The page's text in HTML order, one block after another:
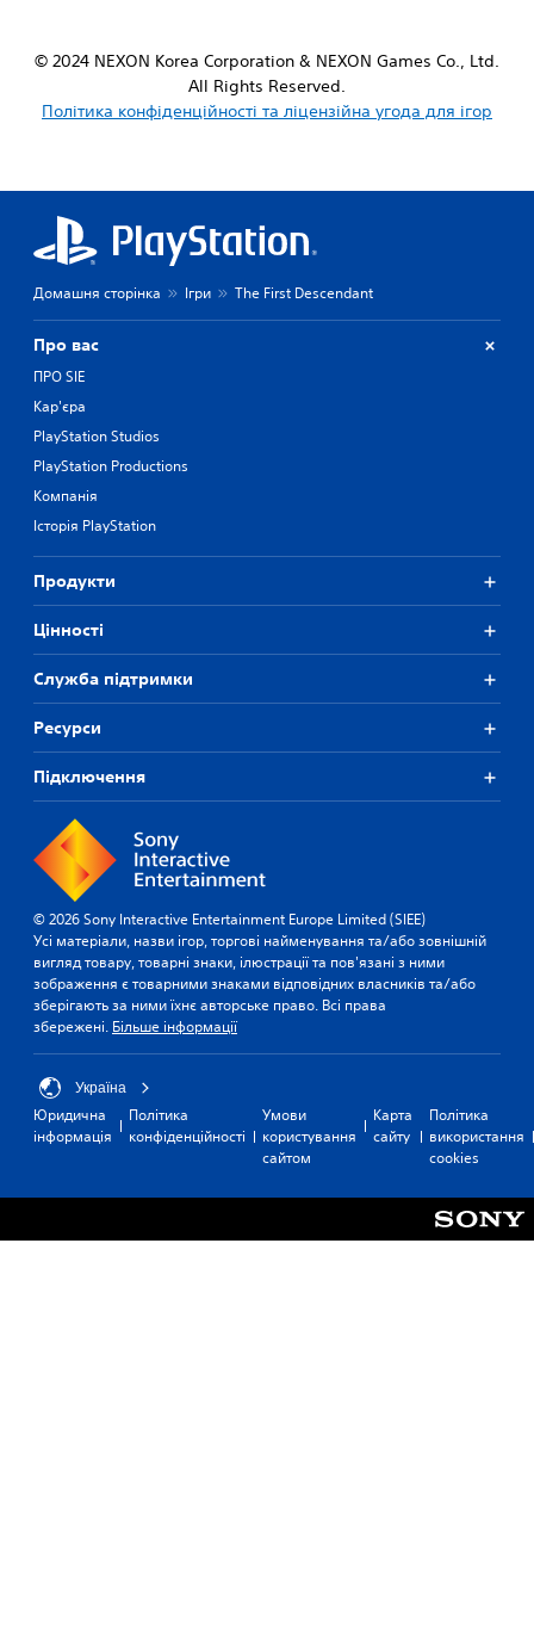
© 2024 NEXON Korea Corporation & NEXON Games Co., Ltd.
All Rights Reserved.
Політика конфіденційності та ліцензійна угода для ігор
Домашня сторінка Ігри The First Descendant
Про вас
ПРО SIE
Кар'єра
PlayStation Studios
PlayStation Productions
Компанія
Історія PlayStation
Продукти
Цiнностi
Служба підтримки
Ресурси
Підключення
© 2026 Sony Interactive Entertainment Europe Limited (SIEE)
Усі матеріали, назви ігор, торгові найменування та/або зовнішній
вигляд товару, товарні знаки, ілюстрації та пов'язані з ними
зображення є товарними знаками відповідних власників та/або
зберігають за ними їхнє авторське право. Всі права
збережені. Більше інформації
Україна
Юридична
інформація
Політика
конфіденційності
Умови
користування
сайтом
Карта
сайту
Політика
використання
cookies